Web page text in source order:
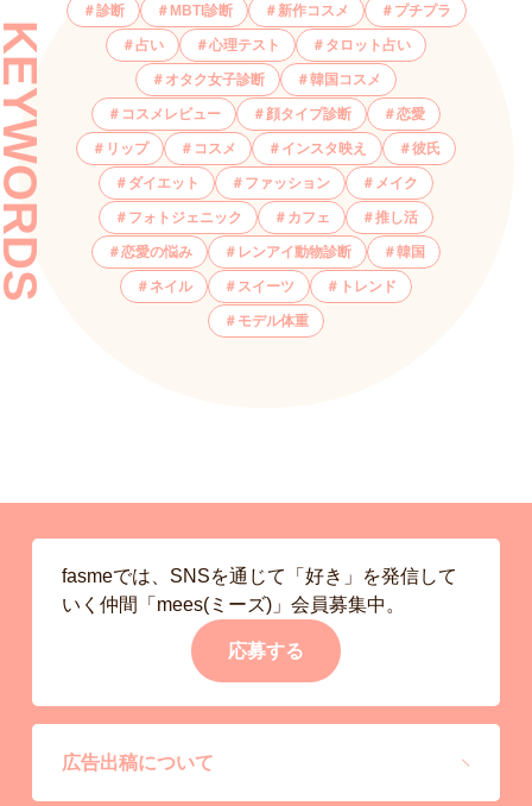
診断 MBTI診断 新作コスメ プチプラ
占い 心理テスト タロット占い
オタク女子診断 韓国コスメ
コスメレビュー 顔タイプ診断 恋愛
リップ コスメ インスタ映え 彼氏
ダイエット ファッション メイク
フォトジェニック カフェ 推し活
恋愛の悩み レンアイ動物診断 韓国
ネイル スイーツ トレンド
モデル体重
fasmeでは、SNSを通じて「好き」を発信して
いく仲間「mees(ミーズ)」会員募集中。
応募する
広告出稿について